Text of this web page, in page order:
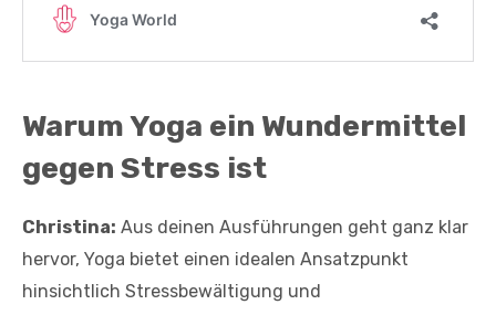
Warum Yoga ein Wundermittel
gegen Stress ist
Christina: Aus deinen Ausführungen geht ganz klar
hervor, Yoga bietet einen idealen Ansatzpunkt
hinsichtlich Stressbewältigung und